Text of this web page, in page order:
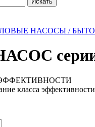
НАСОСЫ /
серии
класса